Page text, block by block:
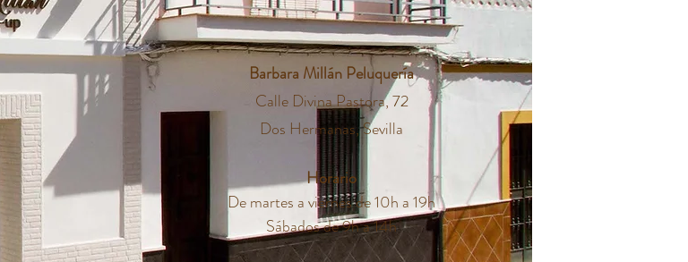
Barbara Millán Peluquería
Calle Divina Pastora, 72
Dos Hermanas, Sevilla
Horario
De martes a viernes de 10h a 19h
Sábados de 9h a 14h